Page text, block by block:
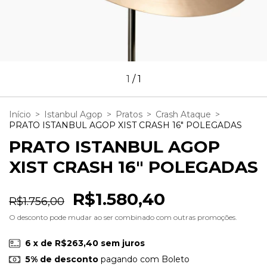
1 /1
Início > Istanbul Agop > Pratos > Crash Ataque >
PRATO ISTANBUL AGOP XIST CRASH 16" POLEGADAS
PRATO ISTANBUL AGOP
XIST CRASH 16" POLEGADAS
R$1.756,00 R$1.580,40
O desconto pode mudar ao ser combinado com outras promoções.
6 x de R$263,40 sem juros
5% de descontopagando com Boleto